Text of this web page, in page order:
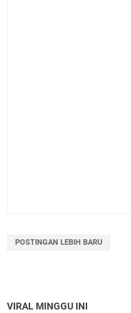
POSTINGAN LEBIH BARU
VIRAL MINGGU INI